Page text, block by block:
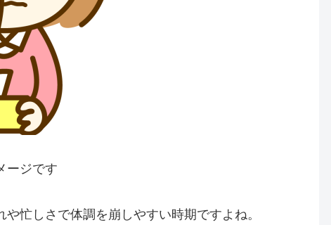
ージです
忙しさで体調を崩しやすい時期ですよね。